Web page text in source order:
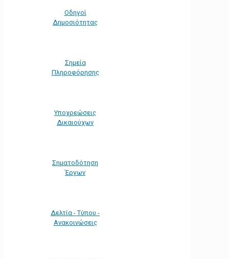
Οδηγοί
Δημοσιότητας
Σημεία
Πληροφόρησης
Υποχρεώσεις
Δικαιούχων
Σηματοδότηση
Έργων
Δελτία - Τύπου -
Ανακοινώσεις